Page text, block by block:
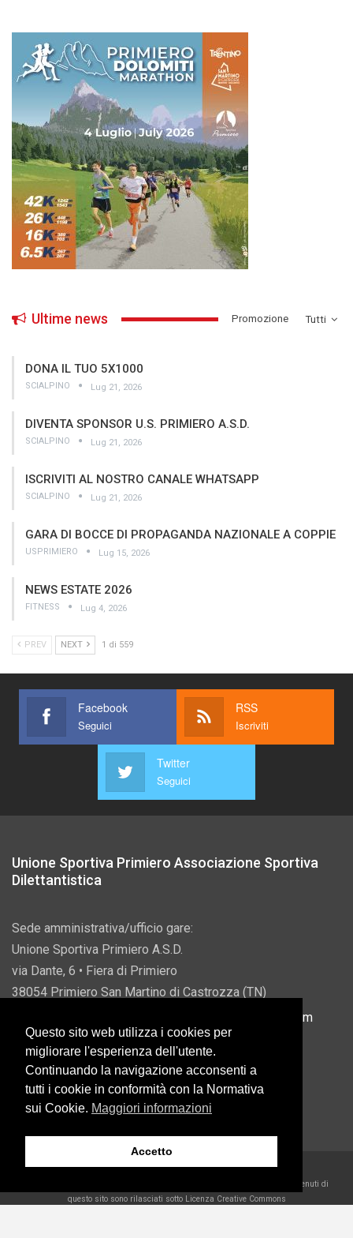
Tutti
Ultime news ­Promozione
DONA IL TUO 5X1000
SCIALPINO Lug 21, 2026
DIVENTA SPONSOR U.S. PRIMIERO A.S.D.
SCIALPINO Lug 21, 2026
ISCRIVITI AL NOSTRO CANALE WHATSAPP
SCIALPINO Lug 21, 2026
GARA DI BOCCE DI PROPAGANDA NAZIONALE A COPPIE
USPRIMIERO Lug 15, 2026
NEWS ESTATE 2026
FITNESS Lug 4, 2026
PREV NEXT 1 di 559
Facebook
Seguici
RSS
Iscriviti
Twitter
Seguici
Unione Sportiva Primiero Associazione Sportiva
Dilettantistica
Sede amministrativa/ufficio gare:
Unione Sportiva Primiero A.S.D.
via Dante, 6 • Fiera di Primiero
38054 Primiero San Martino di Castrozza (TN)
info@usprimiero.com
Vantaggi da Pubblica Amministrazione
Eccetto dove diversamente specificato, i contenuti di
questo sito sono rilasciati sotto Licenza Creative Commons
Questo sito web utilizza i cookies per
migliorare l'esperienza dell'utente.
Continuando la navigazione acconsenti a
tutti i cookie in conformità con la Normativa
sui Cookie. Maggiori informazioni
Accetto